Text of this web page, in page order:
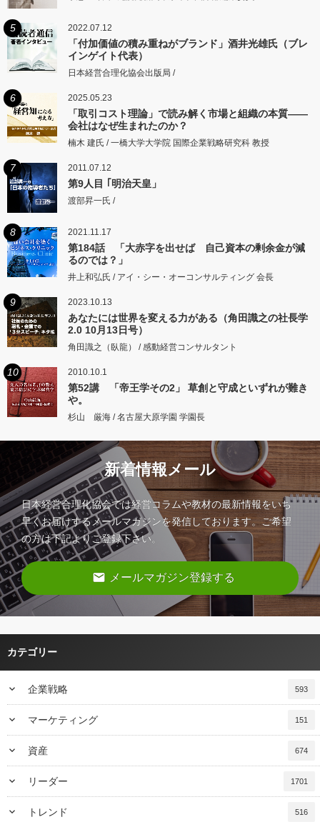
5 2022.07.12
「付加価値の積み重ねがブランド」酒井光雄氏（ブレ
インゲイト代表）
日本経営合理化協会出版局 /
6 2025.05.23
「取引コスト理論」で読み解く市場と組織の本質――
会社はなぜ生まれたのか？
楠木 建氏 / 一橋大学大学院 国際企業戦略研究科 教授
7 2011.07.12
第9人目 ｢明治天皇」
渡部昇一氏 /
8 2021.11.17
第184話 「大赤字を出せば 自己資本の剰余金が減
るのでは？」
井上和弘氏 / アイ・シー・オーコンサルティング 会長
9 2023.10.13
あなたには世界を変える力がある（角田識之の社長学
2.0 10月13日号）
角田識之（臥龍） / 感動経営コンサルタント
10 2010.10.1
第52講 「帝王学その2」 草創と守成といずれが難き
や。
杉山 厳海 / 名古屋大原学園 学園長
新着情報メール
日本経営合理化協会では経営コラムや教材の最新情報をいち
早くお届けするメールマガジンを発信しております。ご希望
の方は下記よりご登録下さい。
email メールマガジン登録する
カテゴリー
keyboard_arrow_down 企業戦略 593
keyboard_arrow_down マーケティング 151
keyboard_arrow_down 資産 674
keyboard_arrow_down リーダー 1701
keyboard_arrow_down トレンド 516